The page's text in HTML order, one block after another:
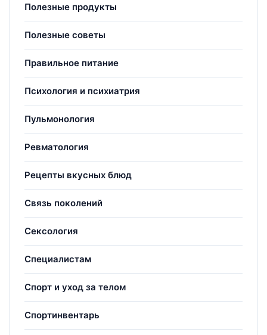
Полезные продукты
Полезные советы
Правильное питание
Психология и психиатрия
Пульмонология
Ревматология
Рецепты вкусных блюд
Связь поколений
Сексология
Специалистам
Спорт и уход за телом
Спортинвентарь